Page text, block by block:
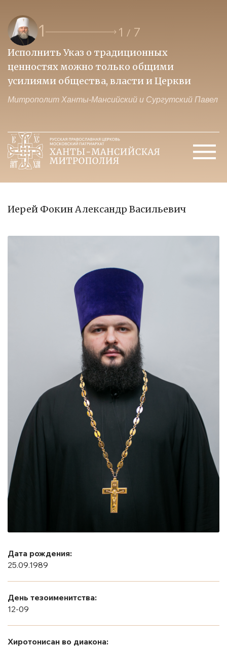
1 1 / 7
Исполнить Указ о традиционных
ценностях можно только общими
усилиями общества, власти и Церкви
Митрополит Ханты-Мансийский и Сургутский Павел
Иерей Фокин Александр Васильевич
Дата рождения:
25.09.1989
День тезоименитства:
12-09
Хиротонисан во диакона: